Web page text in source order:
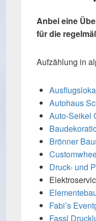
Anbei eine
für die
Aufzählung in
Autohaus
Auto-Seikel
Brönner
Druck- und
Fabi’s
Fassl